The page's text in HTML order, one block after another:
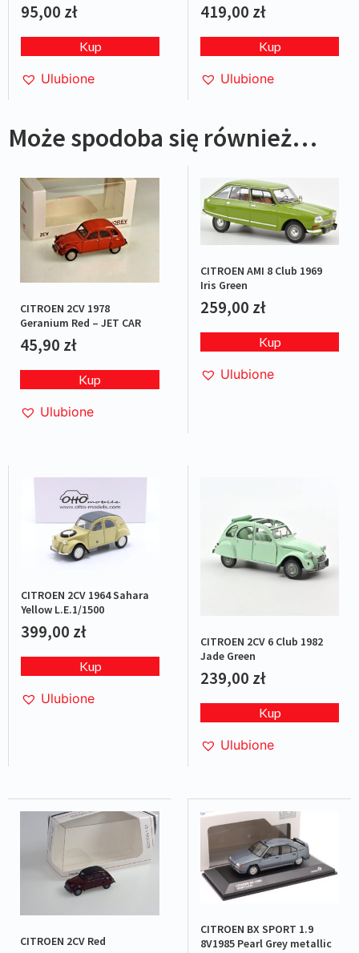
BLUE L.E.1/1000
95,00 zł
Kup
Ulubione
419,00 zł
Kup
Ulubione
Może spodoba się również…
CITROEN 2CV 1978
Geranium Red – JET CAR
45,90 zł
Kup
Ulubione
CITROEN AMI 8 Club 1969
Iris Green
259,00 zł
Kup
Ulubione
CITROEN 2CV 1964 Sahara
Yellow L.E.1/1500
399,00 zł
Kup
Ulubione
CITROEN 2CV 6 Club 1982
Jade Green
239,00 zł
Kup
Ulubione
CITROEN 2CV Red
CITROEN BX SPORT 1.9
8V1985 Pearl Grey metallic